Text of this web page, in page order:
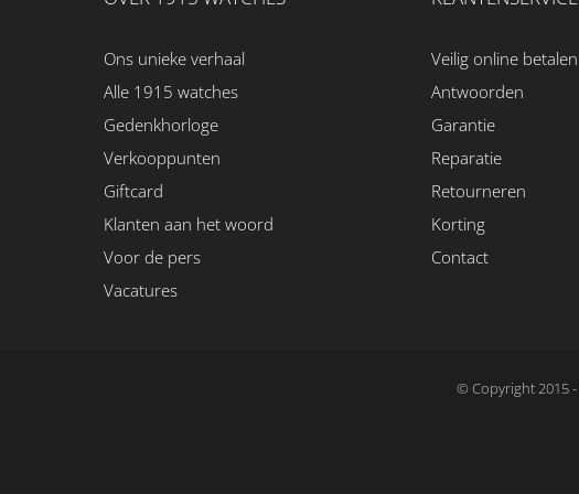
Ons unieke verhaal
Alle 1915 watches
Gedenkhorloge
Verkooppunten
Giftcard
Klanten aan het woord
Voor de pers
Vacatures
Veilig online betalen
Antwoorden
Garantie
Reparatie
Retourneren
Korting
Contact
© Copyright 2015 -